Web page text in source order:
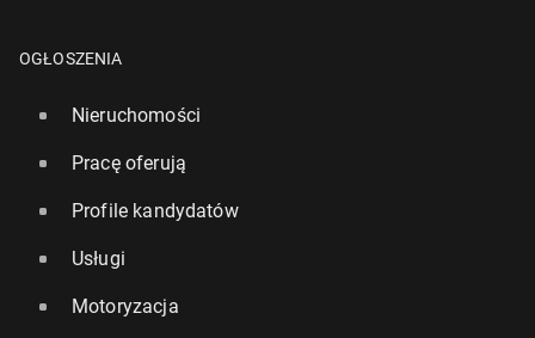
OGŁOSZENIA
Nieruchomości
Pracę oferują
Profile kandydatów
Usługi
Motoryzacja